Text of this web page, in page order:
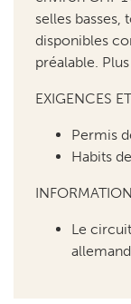
EXIGENCES
Permis
Le